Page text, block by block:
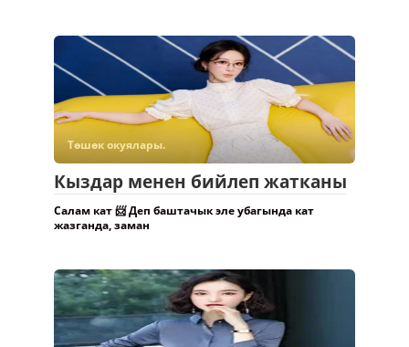
Төшөк окуялары.
Кыздар менен бийлеп жатканы
Салам кат 📨 Деп баштачык эле убагында кат
жазганда, заман